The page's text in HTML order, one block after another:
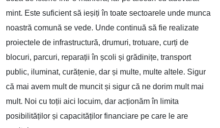
mint. Este suficient să ieșiți în toate sectoarele unde munca
noastră comună se vede. Unde continuă să fie realizate
proiectele de infrastructură, drumuri, trotuare, curți de
blocuri, parcuri, reparații în școli și grădinițe, transport
public, iluminat, curățenie, dar și multe, multe altele. Sigur
că mai avem mult de muncit și sigur că ne dorim mult mai
mult. Noi cu toții aici locuim, dar acționăm în limita
posibilităților și capacităților financiare pe care le are